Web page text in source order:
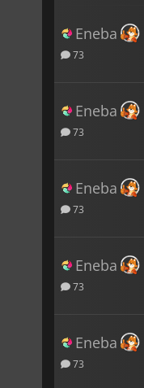
Eneba
73
Eneba
73
Eneba
73
Eneba
73
Eneba
73